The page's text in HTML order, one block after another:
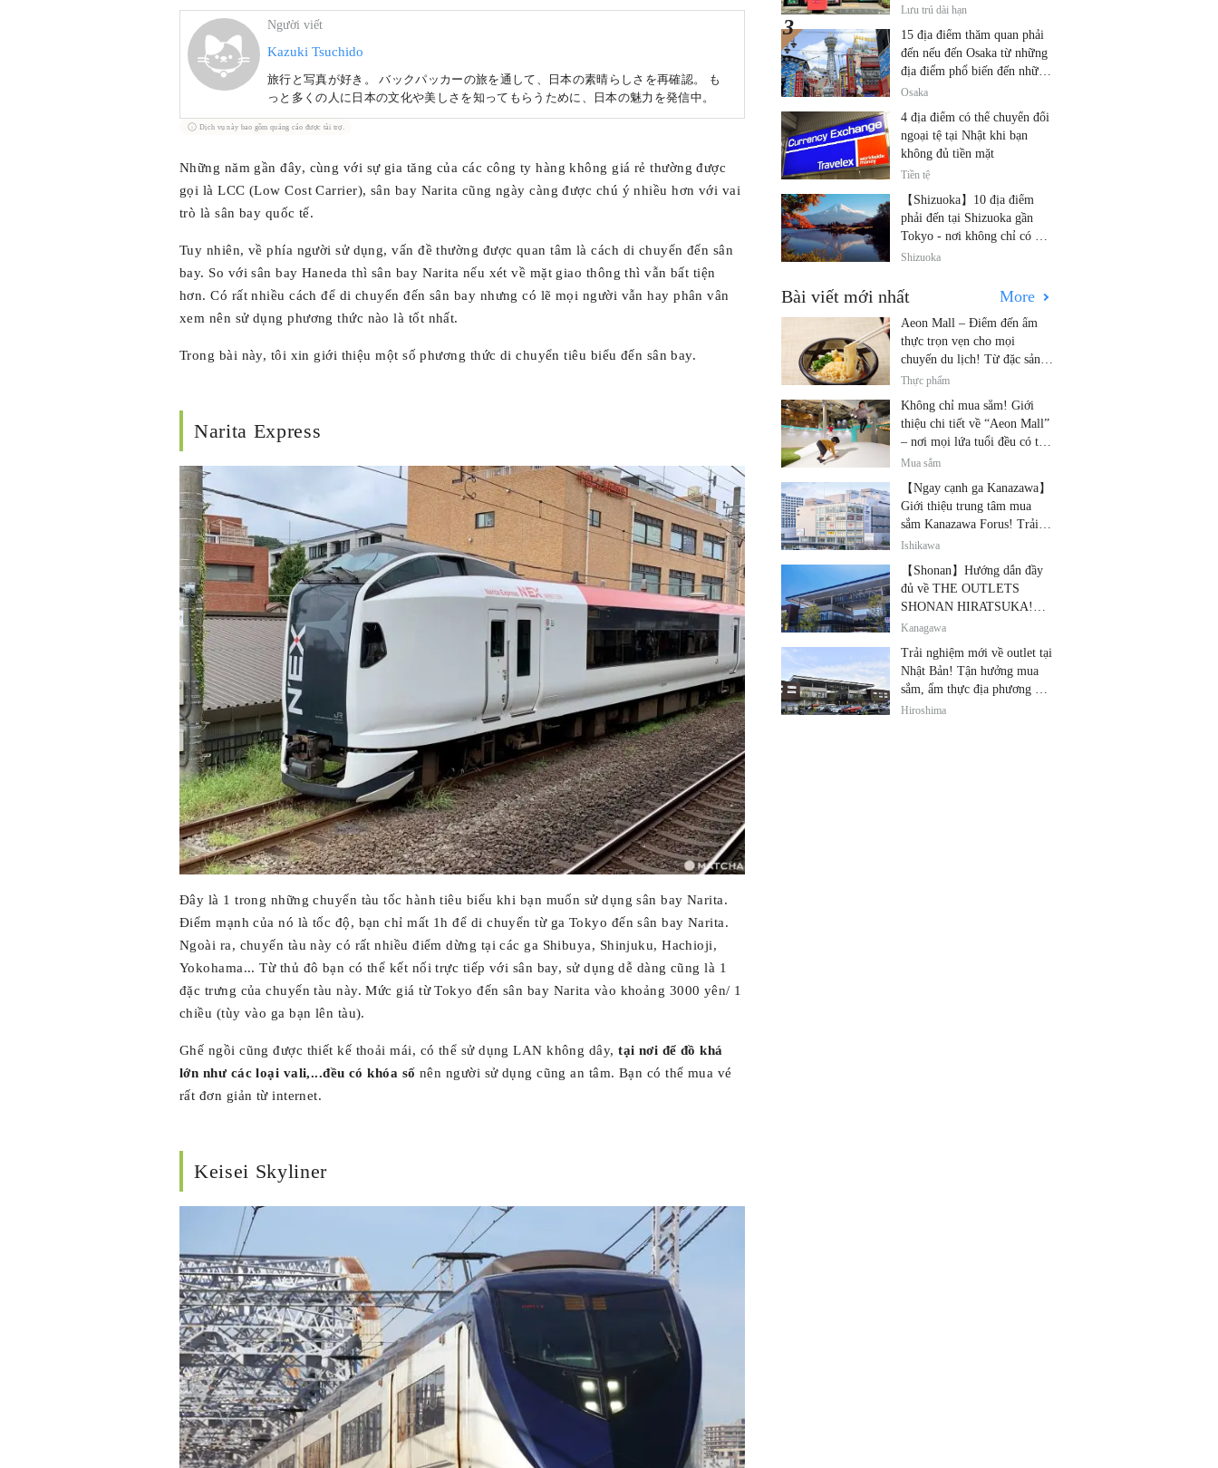
Người viết
Kazuki Tsuchido
旅行と写真が好き。 バックパッカーの旅を通して、日本の素晴らしさを再確認。 も
っと多くの人に日本の文化や美しさを知ってもらうために、日本の魅力を発信中。
Dịch vụ này bao gồm quảng cáo được tài trợ.
Những năm gần đây, cùng với sự gia tăng của các công ty hàng không giá rẻ thường được
gọi là LCC (Low Cost Carrier), sân bay Narita cũng ngày càng được chú ý nhiều hơn với vai
trò là sân bay quốc tế.
Tuy nhiên, về phía người sử dụng, vấn đề thường được quan tâm là cách di chuyển đến sân
bay. So với sân bay Haneda thì sân bay Narita nếu xét về mặt giao thông thì vẫn bất tiện
hơn. Có rất nhiều cách để di chuyển đến sân bay nhưng có lẽ mọi người vẫn hay phân vân
xem nên sử dụng phương thức nào là tốt nhất.
Trong bài này, tôi xin giới thiệu một số phương thức di chuyển tiêu biểu đến sân bay.
Narita Express
Đây là 1 trong những chuyến tàu tốc hành tiêu biểu khi bạn muốn sử dụng sân bay Narita.
Điểm mạnh của nó là tốc độ, bạn chỉ mất 1h để di chuyển từ ga Tokyo đến sân bay Narita.
Ngoài ra, chuyến tàu này có rất nhiều điểm dừng tại các ga Shibuya, Shinjuku, Hachioji,
Yokohama... Từ thủ đô bạn có thể kết nối trực tiếp với sân bay, sử dụng dễ dàng cũng là 1
đặc trưng của chuyến tàu này. Mức giá từ Tokyo đến sân bay Narita vào khoảng 3000 yên/ 1
chiều (tùy vào ga bạn lên tàu).
Ghế ngồi cũng được thiết kế thoải mái, có thể sử dụng LAN không dây,tại nơi để đồ khá
lớn như các loại vali,...đều có khóa số nên người sử dụng cũng an tâm. Bạn có thể mua vé
rất đơn giản từ internet.
Keisei Skyliner
Lưu trú dài hạn
15 địa điểm thăm quan phải
đến nếu đến Osaka từ những
địa điểm phổ biến đến những
địa điểm ít được biết đến
Osaka
4 địa điểm có thể chuyển đổi
ngoại tệ tại Nhật khi bạn
không đủ tiền mặt
Tiền tệ
【Shizuoka】10 địa điểm
phải đến tại Shizuoka gần
Tokyo - nơi không chỉ có núi
Phú Sĩ và trà!
Shizuoka
Bài viết mới nhất More
Aeon Mall – Điểm đến ẩm
thực trọn vẹn cho mọi
chuyến du lịch! Từ đặc sản
địa phương đến nhà hàng nổi
Thực phẩm
Không chỉ mua sắm! Giới
thiệu chi tiết về “Aeon Mall”
– nơi mọi lứa tuổi đều có thể
vui chơi! Các hoạt động mới
cho gia đình.
Mua sắm
【Ngay cạnh ga Kanazawa】
Giới thiệu trung tâm mua
sắm Kanazawa Forus! Trải
nghiệm cùng lúc các thương
và ẩm thực địa phương
Ishikawa
【Shonan】Hướng dẫn đầy
đủ về THE OUTLETS
SHONAN HIRATSUKA!
Thỏa sức tận hưởng mua
và ẩm thực địa phương tại
cùng một địa điểm!
Kanagawa
Trải nghiệm mới về outlet tại
Nhật Bản! Tận hưởng mua
sắm, ẩm thực địa phương và
giải trí tại THE OUTLETS!
Hiroshima